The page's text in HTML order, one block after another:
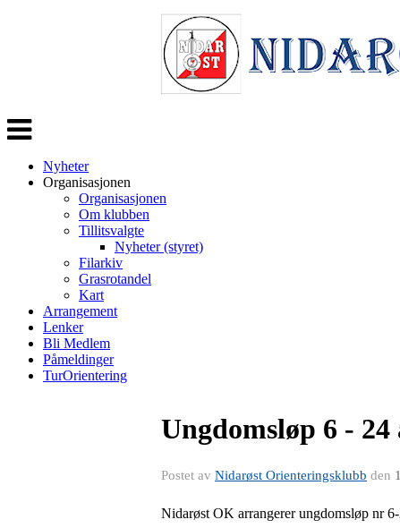
Veksle
navigasjon
Nyheter
Organisasjonen
Organisasjonen
Om klubben
Tillitsvalgte
Nyheter (styret)
Filarkiv
Grasrotandel
Kart
Arrangement
Lenker
Bli Medlem
Påmeldinger
TurOrientering
Ungdomsløp 6 - 24
Postet av Nidarøst Orienteringsklubb den
Nidarøst OK arrangerer ungdomsløp nr